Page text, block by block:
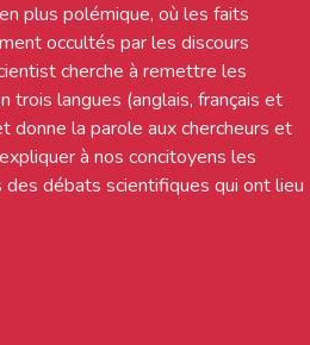
plus polémique, où les faits
occultés par les discours
cherche à remettre les
trois langues (anglais, français et
donne la parole aux chercheurs et
à nos concitoyens les
débats scientifiques qui ont lieu